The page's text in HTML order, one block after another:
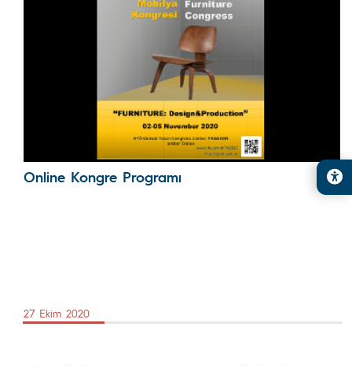
Online Kongre Programı
27 Ekim 2020